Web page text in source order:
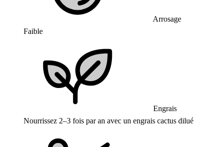
Arrosage
Faible
Engrais
Nourrissez 2–3 fois par an avec un engrais cactus dilué